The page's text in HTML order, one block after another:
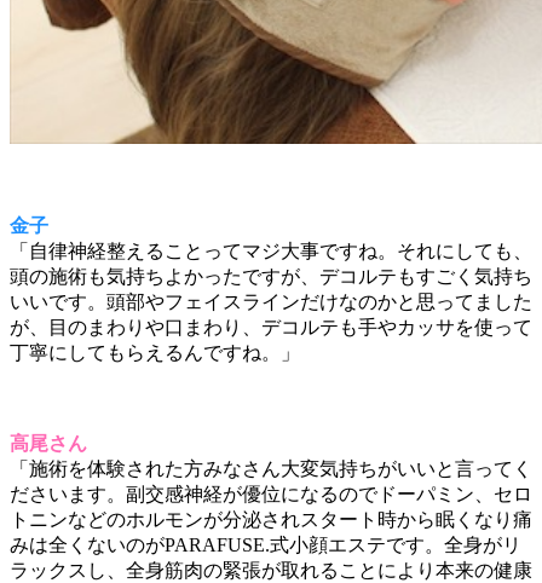
金子
「自律神経整えることってマジ大事ですね。それにしても、
頭の施術も気持ちよかったですが、デコルテもすごく気持ち
いいです。頭部やフェイスラインだけなのかと思ってました
が、目のまわりや口まわり、デコルテも手やカッサを使って
丁寧にしてもらえるんですね。」
高尾さん
「施術を体験された方みなさん大変気持ちがいいと言ってく
ださいます。副交感神経が優位になるのでドーパミン、セロ
トニンなどのホルモンが分泌されスタート時から眠くなり痛
みは全くないのがPARAFUSE.式小顔エステです。全身がリ
ラックスし、全身筋肉の緊張が取れることにより本来の健康